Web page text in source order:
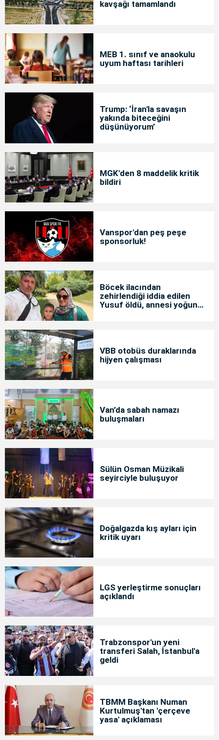
kavşağı tamamlandı
MEB 1. sınıf ve anaokulu
uyum haftası tarihleri
Trump: ‘İran'la savaşın
yakında biteceğini
düşünüyorum’
MGK'den 8 maddelik kritik
bildiri
Vanspor'dan peş peşe
sponsorluk!
Böcek ilacından
zehirlendiği iddia edilen
Yusuf öldü, annesi yoğun
VBB otobüs duraklarında
hijyen çalışması
Van’da sabah namazı
buluşmaları
Sülün Osman Müzikali
seyirciyle buluşuyor
Doğalgazda kış ayları için
kritik uyarı
LGS yerleştirme sonuçları
açıklandı
Trabzonspor'un yeni
transferi Salah, İstanbul'a
geldi
TBMM Başkanı Numan
Kurtulmuş'tan 'çerçeve
yasa' açıklaması